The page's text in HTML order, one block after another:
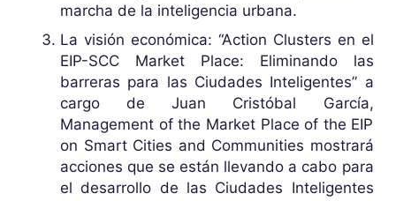
marcha de la inteligencia urbana.
La visión económica: “Action Clusters en el
EIP-SCC Market Place: Eliminando las
barreras para las Ciudades Inteligentes” a
cargo de Juan Cristóbal García,
Management of the Market Place of the EIP
on Smart Cities and Communities mostrará
acciones que se están llevando a cabo para
el desarrollo de las Ciudades Inteligentes